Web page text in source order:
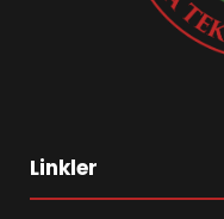
Linkler